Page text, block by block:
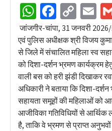
WhatsApp
Copy
Link
जांजगीर-चांपा, 31 जनवरी
एवं पुलिस अधीक्षक श्री विजय
से जिले में संचालित महिला स्व
को दिशा-दर्शन भ्रमण कार्यक्रम
वाली बस को हरी झंडी दिखाकर
अधिकारी ने बताया कि दिशा-
सहायता समूहों की महिलाओं को
आजीविका गतिविधियों से आर्थिक
है, ताकि वे भ्रमण से प्राप्त